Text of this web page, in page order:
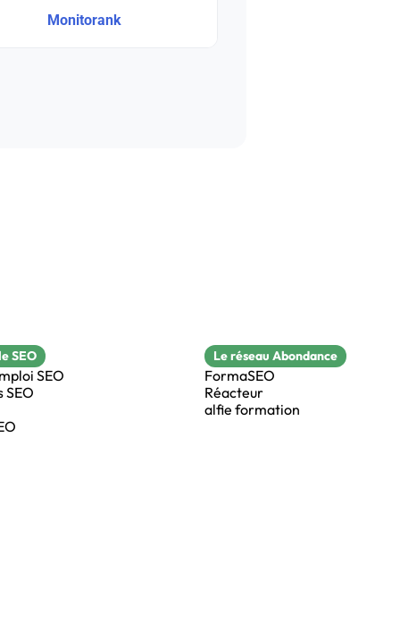
Monitorank
SEO
SEO
SEO
Le réseau Abondance
FormaSEO
Réacteur
alfie formation